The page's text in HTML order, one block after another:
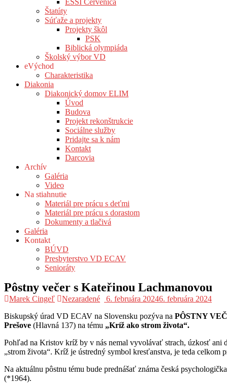
Štatúty
Súťaže a projekty
Projekty škôl
PSK
Biblická olympiáda
Školský výbor VD
eVýchod
Charakteristika
Diakonia
Diakonický domov ELIM
Úvod
Budova
Projekt rekonštrukcie
Sociálne služby
Pridajte sa k nám
Kontakt
Darcovia
Archív
Galéria
Video
Na stiahnutie
Materiál pre prácu s deťmi
Materiál pre prácu s dorastom
Dokumenty a tlačivá
Galéria
Kontakt
BÚVD
Presbyterstvo VD ECAV
Senioráty
Pôstny večer s Kateřinou Lachmanovou
Marek Cingeľ Nezaradené 6. februára 20246. februára 2024
Biskupský úrad VD ECAV na Slovensku pozýva na PÔSTNY
Prešove (Hlavná 137) na tému „Kríž ako strom života“.
Pohľad na Kristov kríž by v nás nemal vyvolávať strach, úzkosť ani
„strom života“. Kríž je ústredný symbol kresťanstva, je teda celkom
Na aktuálnu pôstnu tému bude prednášať známa česká
(*1964).